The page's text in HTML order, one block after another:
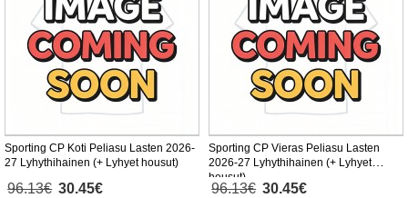
Sporting CP Koti Peliasu Lasten 2026-
27 Lyhythihainen (+ Lyhyet housut)
96.13€ 30.45€
Sporting CP Vieras Peliasu Lasten
2026-27 Lyhythihainen (+ Lyhyet
housut)
96.13€ 30.45€